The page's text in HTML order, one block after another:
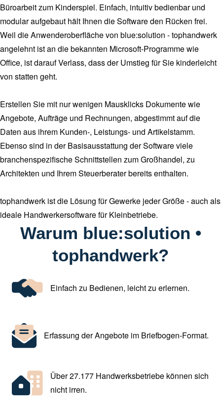
Büroarbeit zum Kinderspiel. Einfach, intuitiv bedienbar und
modular aufgebaut hält Ihnen die Software den Rücken frei.
Weil die Anwenderoberfläche von blue:solution - tophandwerk
angelehnt ist an die bekannten Microsoft-Programme wie
Office, ist darauf Verlass, dass der Umstieg für Sie kinderleicht
von statten geht.
Erstellen Sie mit nur wenigen Mausklicks Dokumente wie
Angebote, Aufträge und Rechnungen, abgestimmt auf die
Daten aus ihrem Kunden-, Leistungs- und Artikelstamm.
Ebenso sind in der Basisausstattung der Software viele
branchenspezifische Schnittstellen zum Großhandel, zu
Architekten und Ihrem Steuerberater bereits enthalten.
tophandwerk ist die Lösung für Gewerke jeder Größe - auch als
ideale Handwerkersoftware für Kleinbetriebe.
Warum blue:solution •
tophandwerk?
Einfach zu Bedienen, leicht zu erlernen.
Erfassung der Angebote im Briefbogen-Format.
Über 27.177 Handwerksbetriebe können sich
nicht irren.